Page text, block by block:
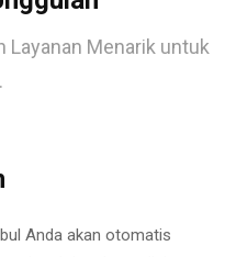
Layanan Menarik untuk
Anda akan otomatis